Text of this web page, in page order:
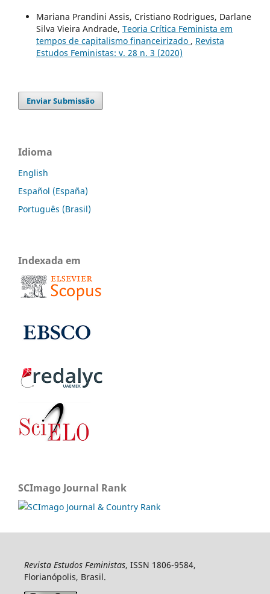
Mariana Prandini Assis, Cristiano Rodrigues, Darlane
Silva Vieira Andrade, Teoria Crítica Feminista em
tempos de capitalismo financeirizado , Revista
Estudos Feministas: v. 28 n. 3 (2020)
Enviar Submissão
Idioma
English
Español (España)
Português (Brasil)
Indexada em
SCImago Journal Rank
Revista Estudos Feministas, ISSN 1806-9584,
Florianópolis, Brasil.